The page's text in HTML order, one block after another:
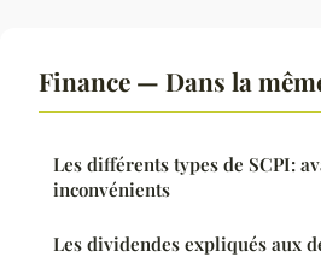
Finance — Dans la
Les différents types de SCPI:
inconvénients
Les dividendes expliqués aux